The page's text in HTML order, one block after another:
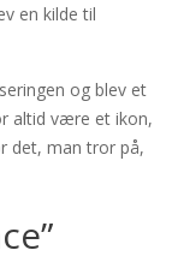
en kilde til
og blev et
altid være et ikon,
det, man tror på,